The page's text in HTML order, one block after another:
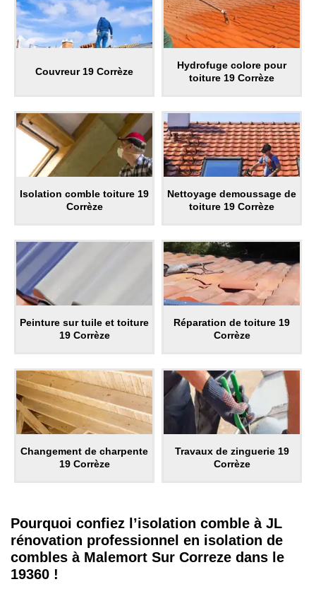
Couvreur 19 Corrèze
Hydrofuge colore pour
toiture 19 Corrèze
Isolation comble toiture 19
Corrèze
Nettoyage demoussage de
toiture 19 Corrèze
Peinture sur tuile et toiture
19 Corrèze
Réparation de toiture 19
Corrèze
Changement de charpente
19 Corrèze
Travaux de zinguerie 19
Corrèze
Pourquoi confiez l’isolation comble à JL
rénovation professionnel en isolation de
combles à Malemort Sur Correze dans le
19360 !